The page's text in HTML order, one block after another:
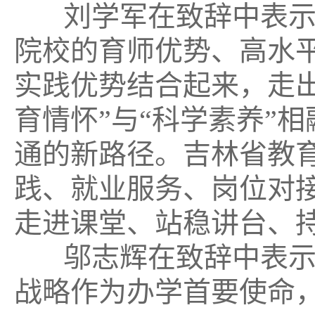
刘学军在致辞中表
院校的育师优势、高水
实践优势结合起来，走
育情怀”与“科学素养”
通的新路径。吉林省教
践、就业服务、岗位对
走进课堂、站稳讲台、
邬志辉在致辞中表
战略作为办学首要使命